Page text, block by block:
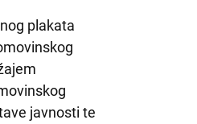
plakata
javnosti te